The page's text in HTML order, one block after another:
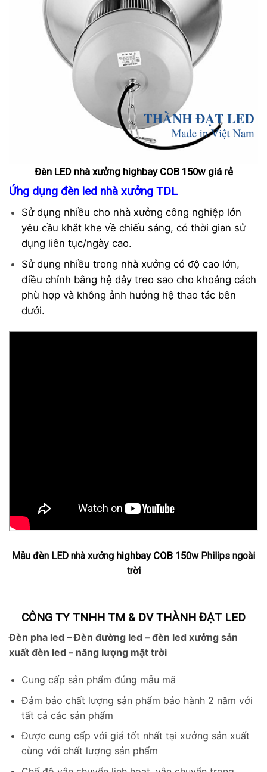
Đèn LED nhà xưởng highbay COB 150w giá rẻ
Ứng dụng đèn led nhà xưởng TDL
Sử dụng nhiều cho nhà xưởng công nghiệp lớn
yêu cầu khắt khe về chiếu sáng, có thời gian sử
dụng liên tục/ngày cao.
Sử dụng nhiều trong nhà xưởng có độ cao lớn,
điều chỉnh bằng hệ dây treo sao cho khoảng cách
phù hợp và không ảnh hưởng hệ thao tác bên
dưới.
Mẫu đèn LED nhà xưởng highbay COB 150w Philips ngoài
trời
CÔNG TY TNHH TM & DV THÀNH ĐẠT LED
Đèn pha led – Đèn đường led – đèn led xưởng sản
xuất đèn led – năng lượng mặt trời
Cung cấp sản phẩm đúng mẫu mã
Đảm bảo chất lượng sản phẩm bảo hành 2 năm với
tất cả các sản phẩm
Được cung cấp với giá tốt nhất tại xưởng sản xuất
cùng với chất lượng sản phẩm